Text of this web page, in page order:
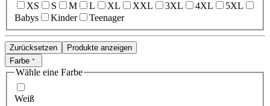
XS
S M L XL XXL 3XL 4XL
5XL
Babys
Kinder Teenager
Zurücksetzen
Produkte anzeigen
Farbe
Wähle eine Farbe
Weiß